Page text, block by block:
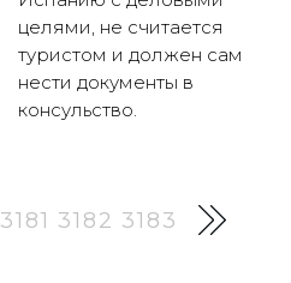
целями, не считается
туристом и должен сам
нести документы в
консульство.
3181 3182 3183